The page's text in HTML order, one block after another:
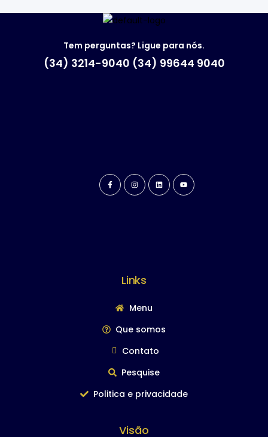
Tem perguntas? Ligue para nós.
(34) 3214-9040 (34) 99644 9040
Links
Menu
Que somos
Contato
Pesquise
Politica e privacidade
Visão